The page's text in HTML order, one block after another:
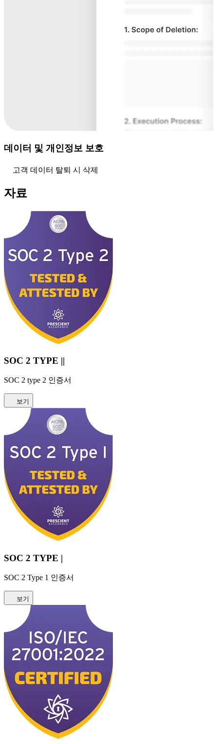
데이터 및 개인정보 보호
고객 데이터 탈퇴 시 삭제
자료
SOC 2 TYPE ||
SOC 2 type 2 인증서
보기
SOC 2 TYPE |
SOC 2 Type 1 인증서
보기